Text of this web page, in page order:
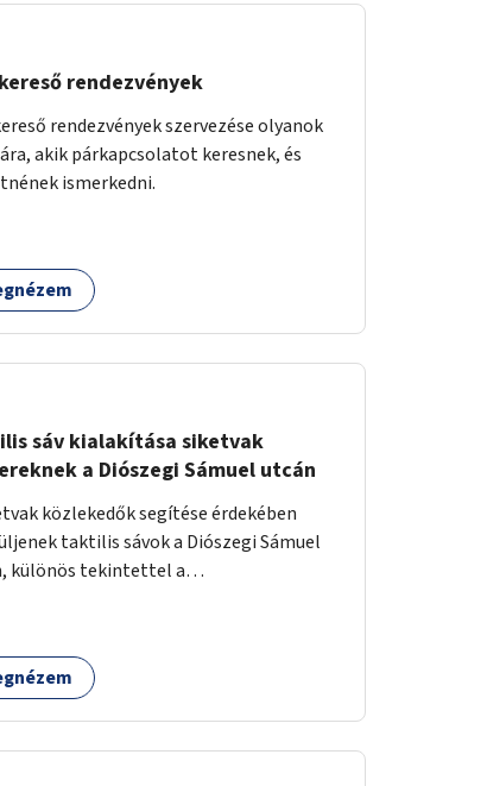
rendezvények
rendezvények szervezése olyanok
akik párkapcsolatot keresnek, és
ismerkedni.
sáv kialakítása siketvak
a Diószegi Sámuel utcán
közlekedők segítése érdekében
taktilis sávok a Diószegi Sámuel
különös tekintettel a